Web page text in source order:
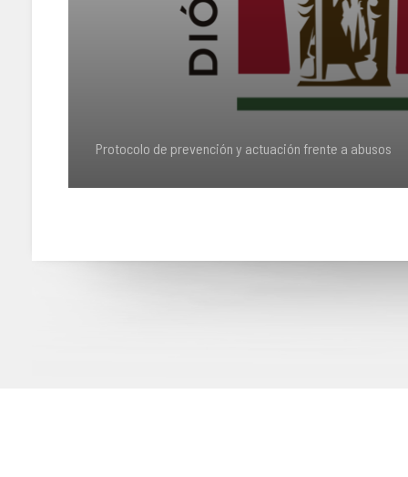
Protocolo de prevención y actuación frente a abusos